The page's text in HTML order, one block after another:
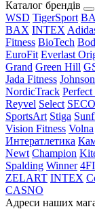
Каталог брендів
WSD TigerSport
BAX INTEX
Fitness BioTech
EuroFit Everlast
Grand Green Hill
Jada Fitness Johnson
NordicTrack Perfect
Reyvel Select
SportsArt Stiga
Vision Fitness Volna
Интератлетика
Newt Champion
Spalding Winner
ZELART INTEX
CASNO
Адреси наших